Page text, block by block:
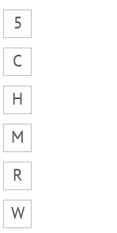
5
C
H
M
R
W